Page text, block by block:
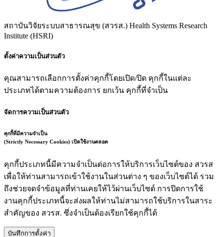
สถาบันวิจัยระบบสาธารณสุข (สวรส.) Health Systems Research
Institute (HSRI)
ตั้งค่าความเป็นส่วนตัว
คุณสามารถเลือกการตั้งค่าคุกกี้โดยเปิด/ปิด คุกกี้ในแต่ละ
ประเภทได้ตามความต้องการ ยกเว้น คุกกี้ที่จำเป็น
จัดการความเป็นส่วนตัว
คุกกี้ที่มีความจำเป็น
(Strictly Necessary Cookies) เปิดใช้งานตลอด
คุกกี้ประเภทนี้มีความจำเป็นต่อการให้บริการเว็บไซต์ของ สวรส
เพื่อให้ท่านสามารถเข้าใช้งานในส่วนต่าง ๆ ของเว็บไซต์ได้ รวม
ถึงช่วยจดจำข้อมูลที่ท่านเคยให้ไว้ผ่านเว็บไซต์ การปิดการใช้
งานคุกกี้ประเภทนี้จะส่งผลให้ท่านไม่สามารถใช้บริการในสาระ
สำคัญของ สวรส. ซึ่งจำเป็นต้องเรียกใช้คุกกี้ได้
บันทึกการตั้งค่า